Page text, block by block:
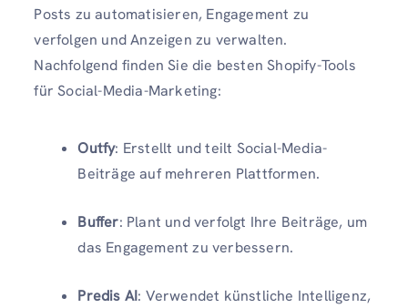
Posts zu automatisieren, Engagement zu
verfolgen und Anzeigen zu verwalten.
Nachfolgend finden Sie die besten Shopify-Tools
für Social-Media-Marketing:
Outfy: Erstellt und teilt Social-Media-
Beiträge auf mehreren Plattformen.
Buffer: Plant und verfolgt Ihre Beiträge, um
das Engagement zu verbessern.
Predis AI: Verwendet künstliche Intelligenz,